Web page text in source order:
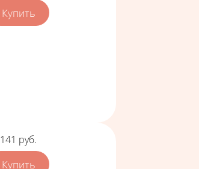
Цена
141 руб.